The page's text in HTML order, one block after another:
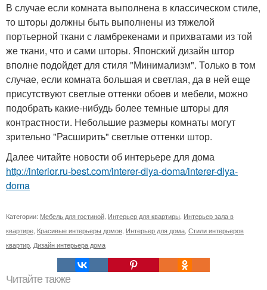
В случае если комната выполнена в классическом стиле,
то шторы должны быть выполнены из тяжелой
портьерной ткани с ламбрекенами и прихватами из той
же ткани, что и сами шторы. Японский дизайн штор
вполне подойдет для стиля "Минимализм". Только в том
случае, если комната большая и светлая, да в ней еще
присутствуют светлые оттенки обоев и мебели, можно
подобрать какие-нибудь более темные шторы для
контрастности. Небольшие размеры комнаты могут
зрительно "Расширить" светлые оттенки штор.
Далее читайте новости об интерьере для дома
http://interior.ru-best.com/interer-dlya-doma/interer-dlya-
doma
Категории: Мебель для гостиной, Интерьер для квартиры, Интерьер зала в
квартире, Красивые интерьеры домов, Интерьер для дома, Стили интерьеров
квартир, Дизайн интерьера дома
Читайте также